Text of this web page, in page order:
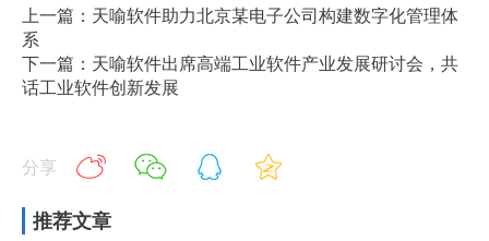
上一篇：天喻软件助力北京某电子公司构建数字化管理体
系
下一篇：天喻软件出席高端工业软件产业发展研讨会，共
话工业软件创新发展
分享
推荐文章